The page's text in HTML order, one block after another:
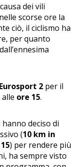
dei vili
scorse ore la
ciò, il ciclismo ha
per quanto
Eurosport 2 per il
ore 15.
deciso di
(10 km in
) per rendere più
ha sempre visto